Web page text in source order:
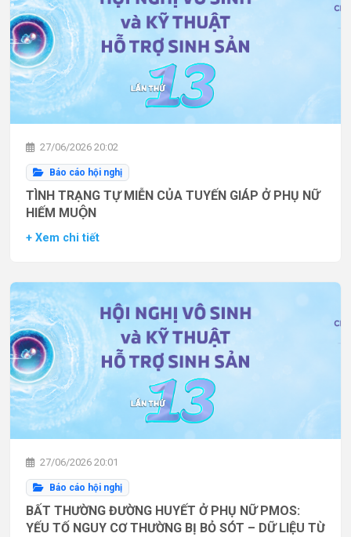
27/06/2026 20:02
Báo cáo hội nghị
TÌNH TRẠNG TỰ MIỄN CỦA TUYẾN GIÁP Ở PHỤ NỮ
HIẾM MUỘN
+ Xem chi tiết
27/06/2026 20:01
Báo cáo hội nghị
BẤT THƯỜNG ĐƯỜNG HUYẾT Ở PHỤ NỮ PMOS:
YẾU TỐ NGUY CƠ THƯỜNG BỊ BỎ SÓT – DỮ LIỆU TỪ